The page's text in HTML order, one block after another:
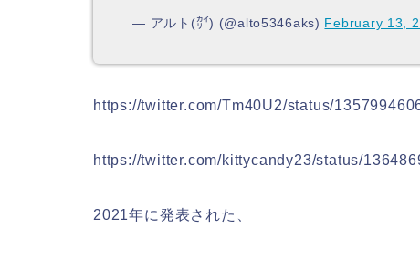
— アルト(㌋) (@alto5346aks) February 13,
https://twitter.com/Tm40U2/status/
https://twitter.com/kittycandy23/status/
2021年に発表された、